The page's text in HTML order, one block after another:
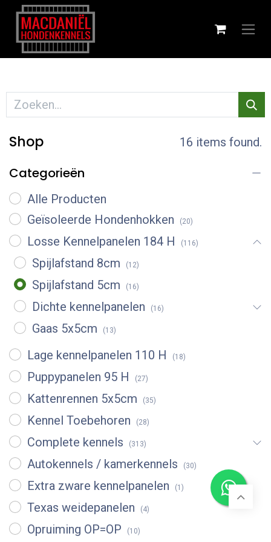
Shop 16 items found.
Categorieën
Alle Producten
Geïsoleerde Hondenhokken
(20)
Losse Kennelpanelen 184 H (116)
Spijlafstand 8cm (12)
Spijlafstand 5cm (16)
Dichte kennelpanelen (16)
Gaas 5x5cm (13)
Lage kennelpanelen 110 H (18)
Puppypanelen 95 H (27)
Kattenrennen 5x5cm (35)
Kennel Toebehoren (28)
Complete kennels (313)
Autokennels / kamerkennels (30)
Extra zware kennelpanelen (1)
Texas weidepanelen (4)
Opruiming OP=OP (10)